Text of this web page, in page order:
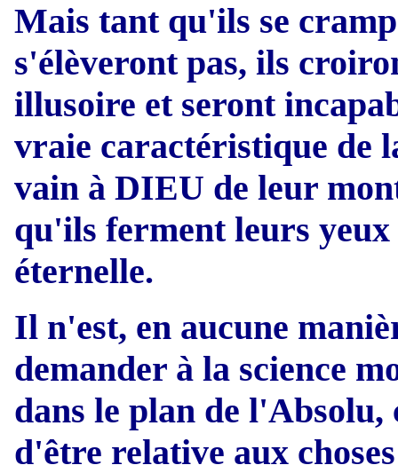
Mais tant qu'ils se
s'élèveront pas, ils
illusoire et seront
vraie caractéristique de
vain à DIEU de leur
qu'ils ferment leurs
éternelle.
Il n'est, en aucune
demander à la science
dans le plan de l'Absolu,
d'être relative aux